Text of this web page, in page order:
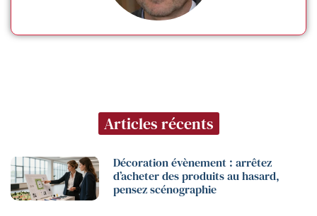
Articles récents
Décoration évènement : arrêtez
d’acheter des produits au hasard,
pensez scénographie